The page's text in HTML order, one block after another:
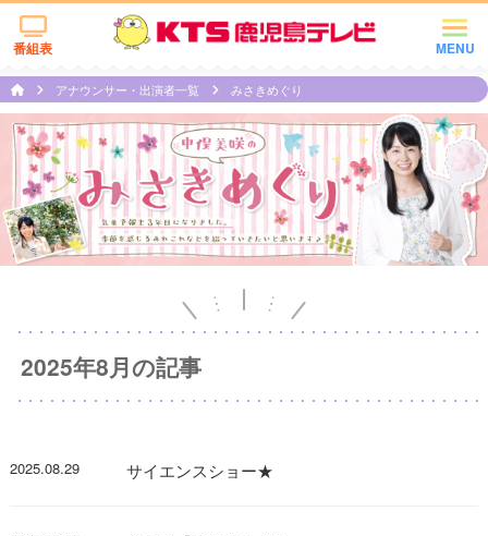
MENU
番組表
アナウンサー・出演者一覧 みさきめぐり
2025年8月の記事
2025.08.29 サイエンスショー★